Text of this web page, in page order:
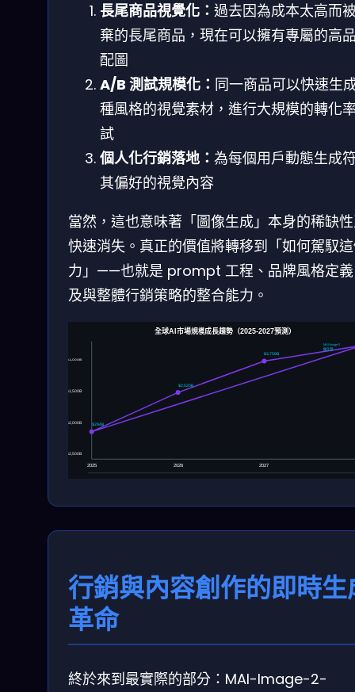
長尾商品視覺化： 過去因為成本太高而
棄的長尾商品，現在可以擁有專屬的高
配圖
A/B 測試規模化： 同一商品可以快速生
種風格的視覺素材，進行大規模的轉化
試
個人化行銷落地： 為每個用戶動態生成
其偏好的視覺內容
當然，這也意味著「圖像生成」本身的稀缺
快速消失。真正的價值將轉移到「如何駕馭
力」——也就是 prompt 工程、品牌風格定
及與整體行銷策略的整合能力。
全球AI市場規模成長趨勢（2025-2027預測）
2025 2026 2027
$2,500B
$2,000B
$1,500B
$1,000B
$294B
$2,520B
$3,759B
MAI-Image-2
催化劑
行銷與內容創作的即時生
革命
終於來到最實際的部分：MAI-Image-2-